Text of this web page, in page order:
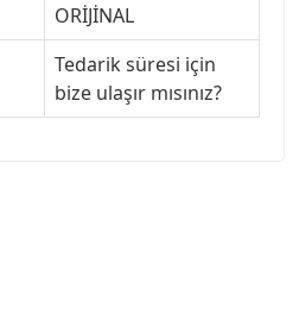
ORİJİNAL
Tedarik süresi için
bize ulaşır mısınız?